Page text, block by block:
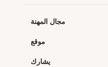
مجال المهنة
موقع
يشارك